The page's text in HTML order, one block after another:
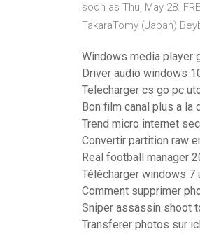
soon as Thu, May 28.
TakaraTomy (Japan)
Windows media player
Driver audio windows
Telecharger cs go pc
Bon film canal plus a la
Trend micro internet
Convertir partition raw
Real football manager
Télécharger windows
Comment supprimer
Sniper assassin shoot
Transferer photos sur